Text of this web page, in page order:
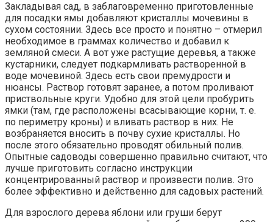
Закладывая сад, в заблаговременно приготовленные
для посадки ямы добавляют кристаллы мочевины в
сухом состоянии. Здесь все просто и понятно – отмерил
необходимое в граммах количество и добавил к
земляной смеси. А вот уже растущие деревья, а также
кустарники, следует подкармливать растворенной в
воде мочевиной. Здесь есть свои премудрости и
нюансы. Раствор готовят заранее, а потом проливают
приствольные круги. Удобно для этой цели пробурить
ямки (там, где расположены всасывающие корни, т. е.
по периметру кроны) и вливать раствор в них. Не
возбраняется вносить в почву сухие кристаллы. Но
после этого обязательно проводят обильный полив.
Опытные садоводы совершенно правильно считают, что
лучше приготовить согласно инструкции
концентрированный раствор и произвести полив. Это
более эффективно и действенно для садовых растений.
Для взрослого дерева яблони или груши берут